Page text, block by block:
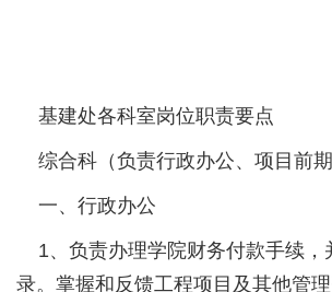
基建处各科室岗位职责要点
综合科（负责行政办公、项目前期
一、行政办公
1、负责办理学院财务付款手续，
录。掌握和反馈工程项目及其他管